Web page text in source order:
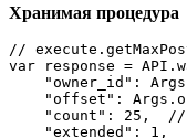
Хранимая процедура
//
var response =
"owner_id":
"offset":
"count": 25,
    "extended": 1,